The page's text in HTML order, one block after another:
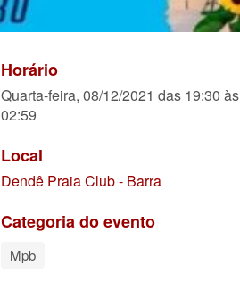
Horário
Quarta-feira, 08/12/2021 das 19:30 às
02:59
Local
Dendê Praia Club - Barra
Categoria do evento
Mpb